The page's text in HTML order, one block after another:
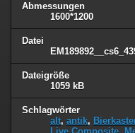
Abmessungen
1600*1200
Datei
Dateigröße
1059 kB
Schlagwörter
alt, antik,